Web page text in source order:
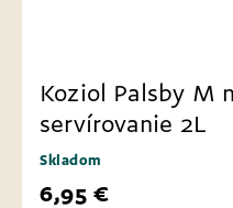
Koziol Palsby M
servírovanie 2L
Skladom
6,95 €